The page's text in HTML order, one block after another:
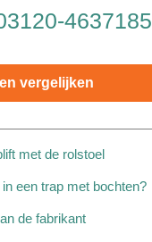
4637185
vergelijken
met de rolstoel
een trap met bochten?
de fabrikant